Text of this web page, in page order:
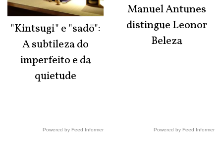
"Kintsugi" e "sadō":
A subtileza do
imperfeito e da
quietude
Powered by Feed Informer
Manuel Antunes
distingue Leonor
Beleza
Powered by Feed Informer